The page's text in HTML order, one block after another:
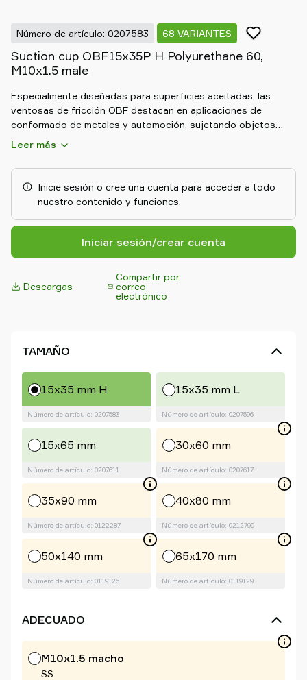
Número de artículo: 0207583 68 VARIANTES
Suction cup OBF15x35P H Polyurethane 60,
M10x1.5 male
Especialmente diseñadas para superficies aceitadas, las
ventosas de fricción OBF destacan en aplicaciones de
conformado de metales y automoción, sujetando objetos
estrechos, curvos o planos. Su material DURAFLEX® combina
poliuretano, garantizando un rendimiento duradero y sin
marcas. Las ventosas OBF mantienen una elevada fuerza de
cizallamiento a lo largo del tiempo, de 2 a 4 veces mayor que
las ventosas convencionales, y están disponibles en una
versión alta (H) para superficies sumergidas y estrechas y
piezas estructurales de automoción.
Leer más
Inicie sesión o cree una cuenta para acceder a todo
nuestro contenido y funciones.
Iniciar sesión/crear cuenta
Descargas
Compartir por
correo
electrónico
TAMAÑO
15x35 mm H
Número de artículo: 0207583
15x35 mm L
Número de artículo: 0207596
15x65 mm
Número de artículo: 0207611
30x60 mm
Número de artículo: 0207617
35x90 mm
Número de artículo: 0122287
40x80 mm
Número de artículo: 0212799
50x140 mm
Número de artículo: 0119125
65x170 mm
Número de artículo: 0119129
ADECUADO
M10x1.5 macho
SS